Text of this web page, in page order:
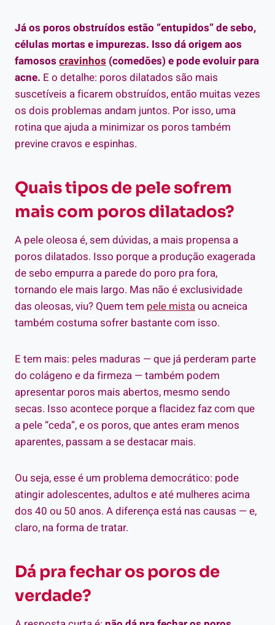
Já os poros obstruídos estão “entupidos” de sebo,
células mortas e impurezas. Isso dá origem aos
famososcravinhos (comedões) e pode evoluir para
acne. E o detalhe: poros dilatados são mais
suscetíveis a ficarem obstruídos, então muitas vezes
os dois problemas andam juntos. Por isso, uma
rotina que ajuda a minimizar os poros também
previne cravos e espinhas.
Quais tipos de pele sofrem
mais com poros dilatados?
A pele oleosa é, sem dúvidas, a mais propensa a
poros dilatados. Isso porque a produção exagerada
de sebo empurra a parede do poro pra fora,
tornando ele mais largo. Mas não é exclusividade
das oleosas, viu? Quem tem pele mistaou acneica
também costuma sofrer bastante com isso.
E tem mais: peles maduras — que já perderam parte
do colágeno e da firmeza — também podem
apresentar poros mais abertos, mesmo sendo
secas. Isso acontece porque a flacidez faz com que
a pele “ceda”, e os poros, que antes eram menos
aparentes, passam a se destacar mais.
Ou seja, esse é um problema democrático: pode
atingir adolescentes, adultos e até mulheres acima
dos 40 ou 50 anos. A diferença está nas causas — e,
claro, na forma de tratar.
Dá pra fechar os poros de
verdade?